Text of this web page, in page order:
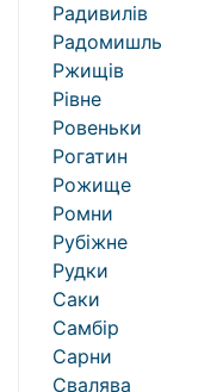
Радивилів
Радомишль
Ржищів
Рівне
Ровеньки
Рогатин
Рожище
Ромни
Рубіжне
Рудки
Саки
Самбір
Сарни
Свалява